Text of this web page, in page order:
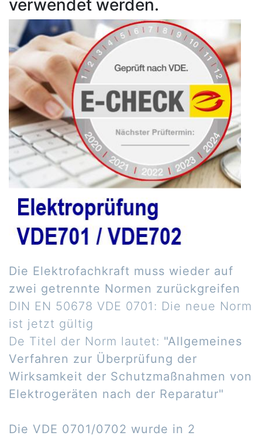
verwendet werden.
Die Elektrofachkraft muss wieder auf
zwei getrennte Normen zurückgreifen
DIN EN 50678 VDE 0701: Die neue Norm
ist jetzt gültig
De Titel der Norm lautet: "Allgemeines
Verfahren zur Überprüfung der
Wirksamkeit der Schutzmaßnahmen von
Elektrogeräten nach der Reparatur"
Die VDE 0701/0702 wurde in 2